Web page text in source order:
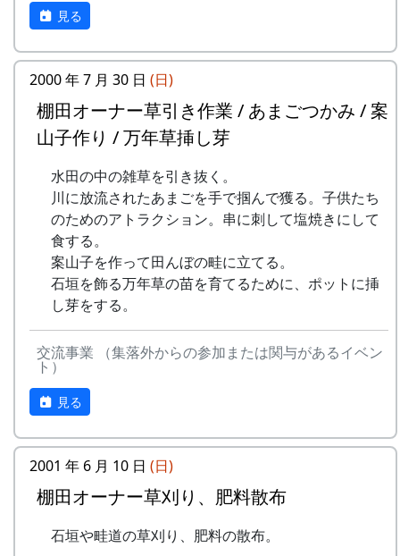
1区画5万円です。
申込み期間
2010年2月25日
申込み方法
下記の申込み窓口に、郵便番号、住所、
氏名、電話番号を明記して、FAXまたは
メールでお申込み下さい。
折り返し、詳しい内容と「申し込みアン
込みアンケートをご返送ください。
申込み・お問合せの窓口
岩座神棚田保全推進協議会事務局(クラ
FAX : XXXX-XX-XXXX
MAIL : mailaddress
MAIL : _mailaddress
電話 : XXXX-XX-XXXX
担当 : XX
応募者多数の場合は、アンケートにより
見る
2000 年 7 月 30 日 (日)
棚田オーナー草引き作業 / あまごつかみ / 案
山子作り / 万年草挿し芽
水田の中の雑草を引き抜く。
川に放流されたあまごを手で掴んで獲る。子供たち
のためのアトラクション。串に刺して塩焼きにして
食する。
案山子を作って田んぼの畦に立てる。
石垣を飾る万年草の苗を育てるために、ポットに挿
し芽をする。
交流事業 （集落外からの参加または関与があるイベン
ト）
見る
2001 年 6 月 10 日 (日)
棚田オーナー草刈り、肥料散布
石垣や畦道の草刈り、肥料の散布。